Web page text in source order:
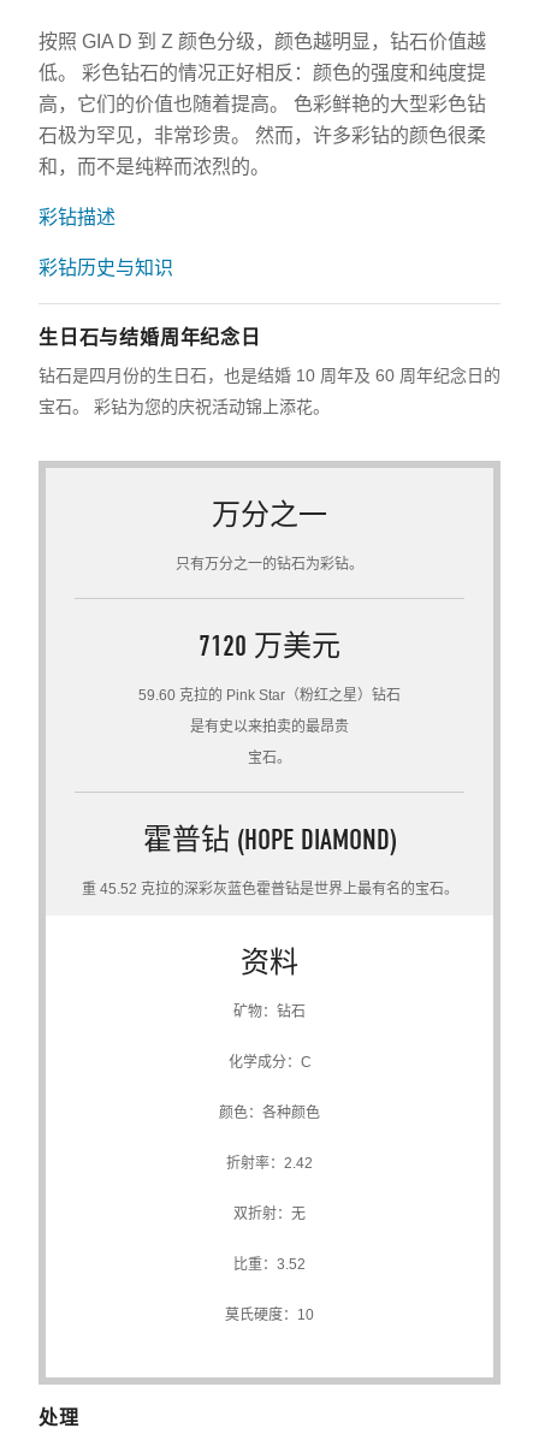
按照 GIA D 到 Z 颜色分级，颜色越明显，钻石价值越
低。 彩色钻石的情况正好相反：颜色的强度和纯度提
高，它们的价值也随着提高。 色彩鲜艳的大型彩色钻
石极为罕见，非常珍贵。 然而，许多彩钻的颜色很柔
和，而不是纯粹而浓烈的。
彩钻描述
彩钻历史与知识
生日石与结婚周年纪念日
钻石是四月份的生日石，也是结婚 10 周年及 60 周年纪念日的
宝石。 彩钻为您的庆祝活动锦上添花。
万分之一
只有万分之一的钻石为彩钻。
7120 万美元
59.60 克拉的 Pink Star（粉红之星）钻石
是有史以来拍卖的最昂贵
宝石。
霍普钻 (HOPE DIAMOND)
重 45.52 克拉的深彩灰蓝色霍普钻是世界上最有名的宝石。
资料
矿物：钻石
化学成分：C
颜色：各种颜色
折射率：2.42
双折射：无
比重：3.52
莫氏硬度：10
处理